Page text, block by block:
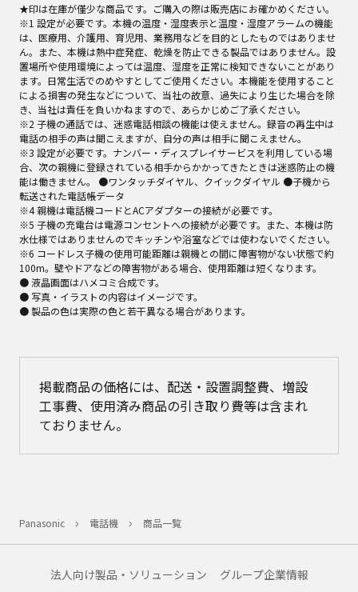
★印は在庫が僅少な商品です。ご購入の際は販売店にお確かめください。
※1 設定が必要です。本機の温度・湿度表示と温度・湿度アラームの機能
は、医療用、介護用、育児用、業務用などを目的としたものではありませ
ん。また、本機は熱中症発症、乾燥を防止できる製品ではありません。設
置場所や使用環境によっては温度、湿度を正常に検知できないことがあり
ます。日常生活でのめやすとしてご使用ください。本機能を使用すること
による損害の発生などについて、当社の故意、過失により生じた場合を除
き、当社は責任を負いかねますので、あらかじめご了承ください。
※2 子機の通話では、迷惑電話相談の機能は使えません。録音の再生中は
電話の相手の声は聞こえますが、自分の声は相手に聞こえません。
※3 設定が必要です。ナンバー・ディスプレイサービスを利用している場
合、次の親機に登録されている相手からかかってきたときは迷惑防止の機
能は働きません。 ●ワンタッチダイヤル、クイックダイヤル ●子機から
転送された電話帳データ
※4 親機は電話機コードとACアダプターの接続が必要です。
※5 子機の充電台は電源コンセントへの接続が必要です。また、本機は防
水仕様ではありませんのでキッチンや浴室などでは使わないでください。
※6 コードレス子機の使用可能距離は親機との間に障害物がない状態で約
100m。壁やドアなどの障害物がある場合、使用距離は短くなります。
● 液晶画面はハメコミ合成です。
● 写真・イラストの内容はイメージです。
● 製品の色は実際の色と若干異なる場合があります。
掲載商品の価格には、配送・設置調整費、増設
工事費、使用済み商品の引き取り費等は含まれ
ておりません。
Panasonic 電話機 商品一覧
法人向け製品・ソリューション グループ企業情報